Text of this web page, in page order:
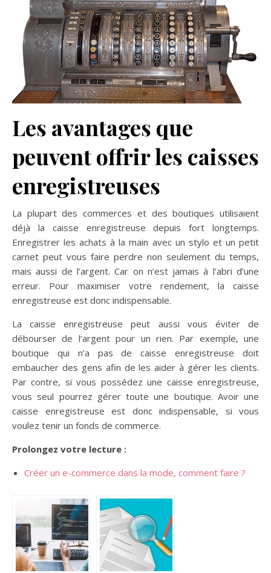
Les avantages que
peuvent offrir les caisses
enregistreuses
La plupart des commerces et des boutiques utilisaient
déjà la caisse enregistreuse depuis fort longtemps.
Enregistrer les achats à la main avec un stylo et un petit
carnet peut vous faire perdre non seulement du temps,
mais aussi de l’argent. Car on n’est jamais à l’abri d’une
erreur. Pour maximiser votre rendement, la caisse
enregistreuse est donc indispensable.
La caisse enregistreuse peut aussi vous éviter de
débourser de l’argent pour un rien. Par exemple, une
boutique qui n’a pas de caisse enregistreuse doit
embaucher des gens afin de les aider à gérer les clients.
Par contre, si vous possédez une caisse enregistreuse,
vous seul pourrez gérer toute une boutique. Avoir une
caisse enregistreuse est donc indispensable, si vous
voulez tenir un fonds de commerce.
Prolongez votre lecture :
Créer un e-commerce dans la mode, comment faire ?